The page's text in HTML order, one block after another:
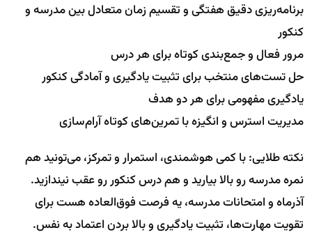
برنامه‌ریزی دقیق هفتگی و تقسیم زمان متعادل بین مدرسه و
کنکور
مرور فعال و جمع‌بندی کوتاه برای هر درس
حل تست‌های منتخب برای تثبیت یادگیری و آمادگی کنکور
یادگیری مفهومی برای هر دو هدف
مدیریت استرس و انگیزه با تمرین‌های کوتاه آرام‌سازی
نکته طلایی: با کمی هوشمندی، استمرار و تمرکز، می‌تونید هم
نمره مدرسه رو بالا بیارید و هم درس کنکور رو عقب نیندازید.
آذرماه و امتحانات مدرسه، یه فرصت فوق‌العاده هست برای
تقویت مهارت‌ها، تثبیت یادگیری و بالا بردن اعتماد به نفس.